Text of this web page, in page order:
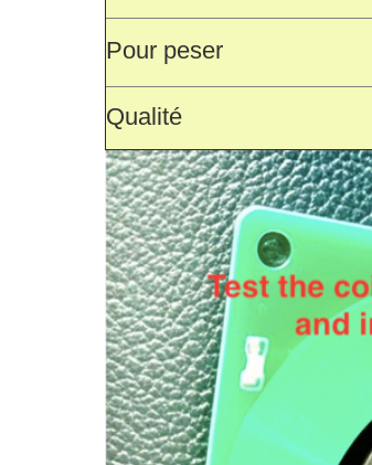
Pour peser
Qualité